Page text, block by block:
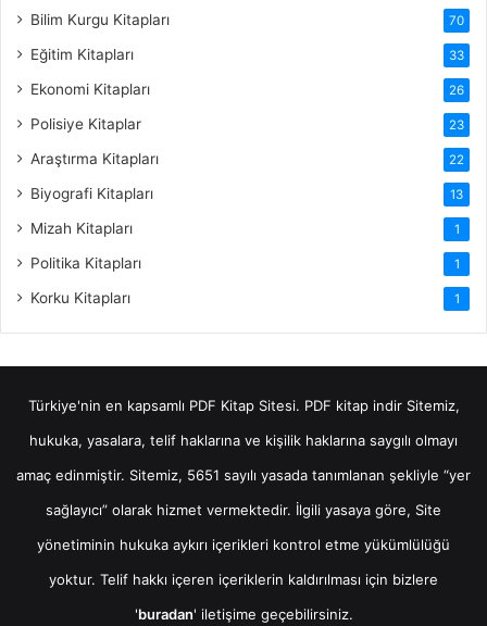
Bilim Kurgu Kitapları 70
Eğitim Kitapları 33
Ekonomi Kitapları 26
Polisiye Kitaplar 23
Araştırma Kitapları 22
Biyografi Kitapları 13
Mizah Kitapları 1
Politika Kitapları 1
Korku Kitapları 1
Türkiye'nin en kapsamlı PDF Kitap Sitesi. PDF kitap indirSitemiz,
hukuka, yasalara, telif haklarına ve kişilik haklarına saygılı olmayı
amaç edinmiştir. Sitemiz, 5651 sayılı yasada tanımlanan şekliyle “yer
sağlayıcı” olarak hizmet vermektedir. İlgili yasaya göre, Site
yönetiminin hukuka aykırı içerikleri kontrol etme yükümlülüğü
yoktur. Telif hakkı içeren içeriklerin kaldırılması için bizlere
'buradan' iletişime geçebilirsiniz.